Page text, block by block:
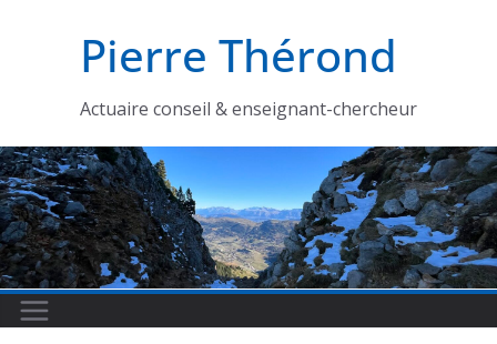
Pierre Thérond
Actuaire conseil & enseignant-chercheur